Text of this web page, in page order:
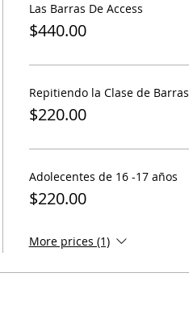
Las Barras De Access
$440.00
Repitiendo la Clase de Barras
$220.00
Adolecentes de 16 -17 años
$220.00
More prices (1)